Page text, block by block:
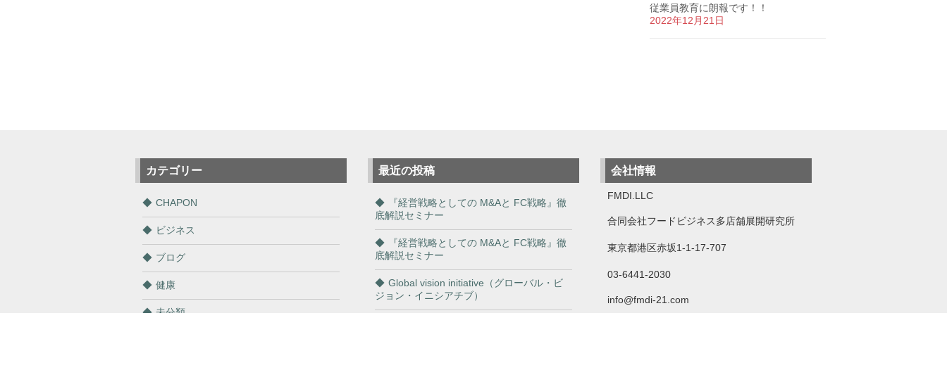
従業員教育に朗報です！！
2022年12月21日
カテゴリー
CHAPON
ビジネス
ブログ
健康
未分類
最近の投稿
『経営戦略としての M&Aと FC戦略』徹
底解説セミナー
『経営戦略としての M&Aと FC戦略』徹
底解説セミナー
Global vision initiative（グローバル・ビ
ジョン・イニシアチブ）
会社情報
FMDI.LLC
合同会社フードビジネス多店舗展開研究所
東京都港区赤坂1-1-17-707
03-6441-2030
info@fmdi-21.com